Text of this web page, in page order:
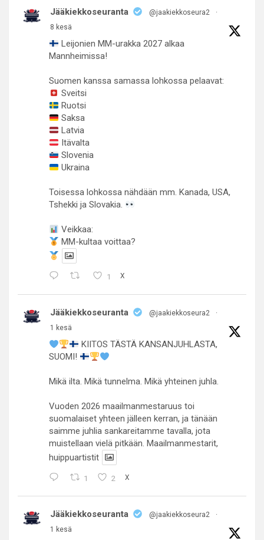
Jääkiekkoseuranta @jaakiekkoseura2
·
8 kesä
Leijonien MM-urakka 2027 alkaa
Mannheimissa!
Suomen kanssa samassa lohkossa pelaavat:
Sveitsi
Ruotsi
Saksa
Latvia
Itävalta
Slovenia
Ukraina
Toisessa lohkossa nähdään mm. Kanada, USA,
Tshekki ja Slovakia.
Veikkaa:
MM-kultaa voittaa?
1 X
Jääkiekkoseuranta @jaakiekkoseura2
·
1 kesä
KIITOS TÄSTÄ KANSANJUHLASTA,
SUOMI!
Mikä ilta. Mikä tunnelma. Mikä yhteinen juhla.
Vuoden 2026 maailmanmestaruus toi
suomalaiset yhteen jälleen kerran, ja tänään
saimme juhlia sankareitamme tavalla, jota
muistellaan vielä pitkään. Maailmanmestarit,
huippuartistit
1 2 X
Jääkiekkoseuranta @jaakiekkoseura2
·
1 kesä